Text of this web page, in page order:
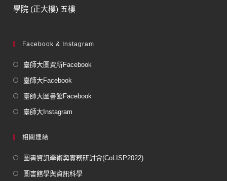
學院 (正大樓) 五樓
Facebook & Instagram
臺師大圖資所Facebook
臺師大Facebook
臺師大圖書館Facebook
臺師大Instagram
相關連結
圖書資訊學術與實務研討會(CoLISP2022)
圖書館學與資訊科學